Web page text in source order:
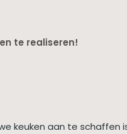
te realiseren!
keuken aan te schaffen